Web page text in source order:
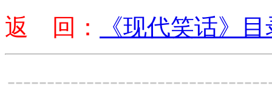
返 回：
《现代笑话》